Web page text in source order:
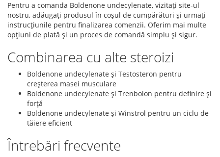
Pentru a comanda Boldenone undecylenate, vizitați site-ul
nostru, adăugați produsul în coșul de cumpărături și urmați
instrucțiunile pentru finalizarea comenzii. Oferim mai multe
opțiuni de plată și un proces de comandă simplu și sigur.
Combinarea cu alte steroizi
Boldenone undecylenate și Testosteron pentru
creșterea masei musculare
Boldenone undecylenate și Trenbolon pentru definire și
forță
Boldenone undecylenate și Winstrol pentru un ciclu de
tăiere eficient
Întrebări frecvente